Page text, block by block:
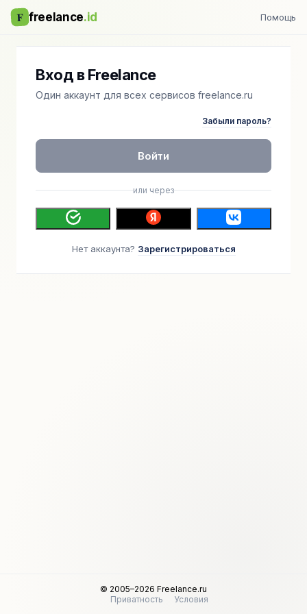
F freelance.id Помощь
Вход в Freelance
Один аккаунт для всех сервисов freelance.ru
Забыли пароль?
Войти
или через
Нет аккаунта? Зарегистрироваться
© 2005–2026 Freelance.ru
Приватность
Условия